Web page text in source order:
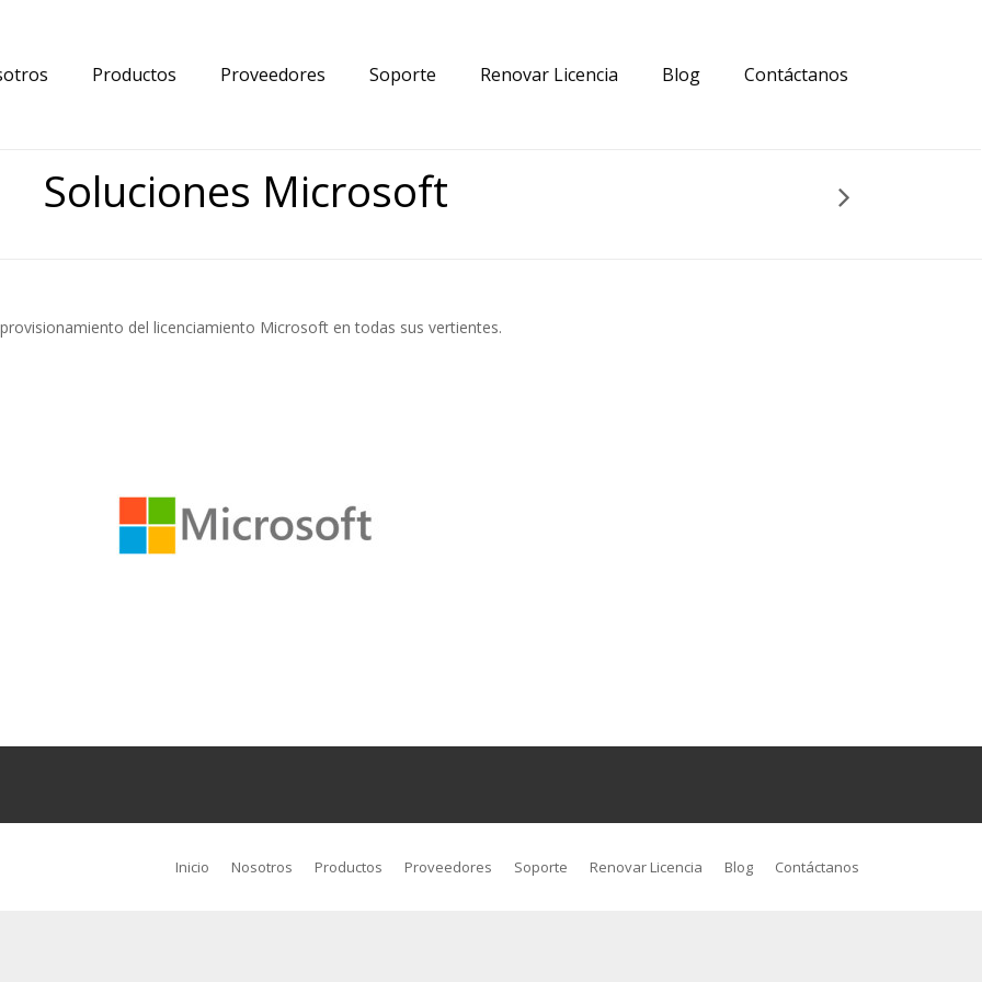
Productos Proveedores Soporte Renovar Licencia Blog Contáctanos
Soluciones Microsoft
del licenciamiento Microsoft en todas sus vertientes.
Inicio Nosotros Productos Proveedores Soporte Renovar Licencia Blog Contáctanos